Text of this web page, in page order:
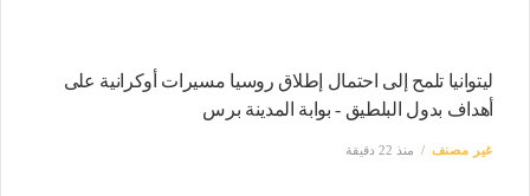
ليتوانيا تلمح إلى احتمال إطلاق روسيا مسيرات أوكرانية على
أهداف بدول البلطيق - بوابة المدينة برس
غير مصنف منذ 22 دقيقة